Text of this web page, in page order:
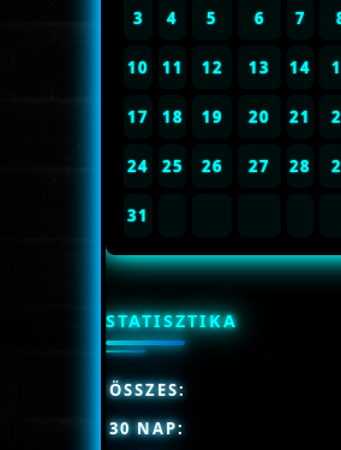
3 4 5 6 7
10 11 12 13 14
17 18 19 20 21
24 25 26 27 28
31
STATISZTIKA
ÖSSZES:
30 NAP: